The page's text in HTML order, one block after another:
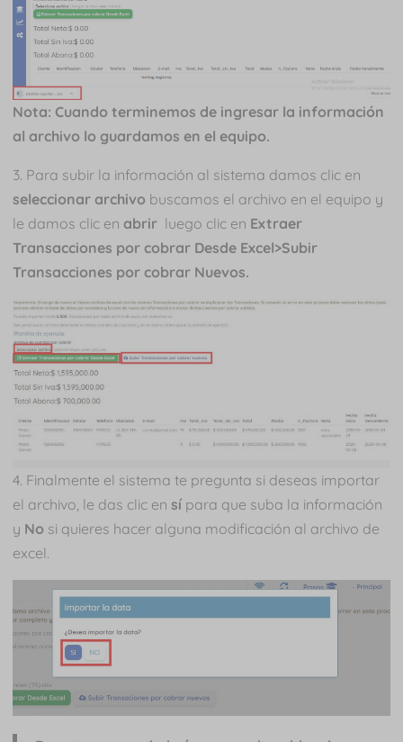
Nota: Cuando terminemos de ingresar la información
al archivo lo guardamos en el equipo.
3. Para subir la información al sistema damos clic en
seleccionar archivo buscamos el archivo en el equipo y
le damos clic en abrir luego clic en Extraer
Transacciones por cobrar Desde Excel>Subir
Transacciones por cobrar Nuevos.
4. Finalmente el sistema te pregunta si deseas importar
el archivo, le das clic en sí para que suba la información
y No si quieres hacer alguna modificación al archivo de
excel.